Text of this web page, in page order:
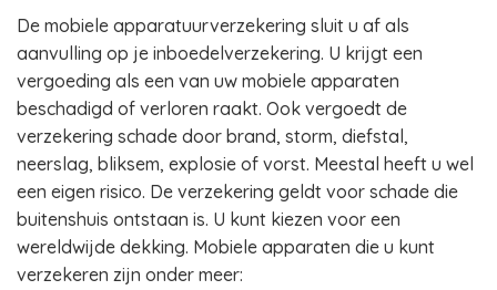
De mobiele apparatuurverzekering sluit u af als
aanvulling op je inboedelverzekering. U krijgt een
vergoeding als een van uw mobiele apparaten
beschadigd of verloren raakt. Ook vergoedt de
verzekering schade door brand, storm, diefstal,
neerslag, bliksem, explosie of vorst. Meestal heeft u wel
een eigen risico. De verzekering geldt voor schade die
buitenshuis ontstaan is. U kunt kiezen voor een
wereldwijde dekking. Mobiele apparaten die u kunt
verzekeren zijn onder meer: